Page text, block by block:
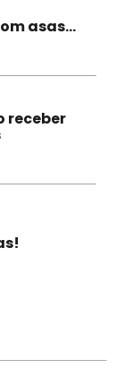
asas...
receber